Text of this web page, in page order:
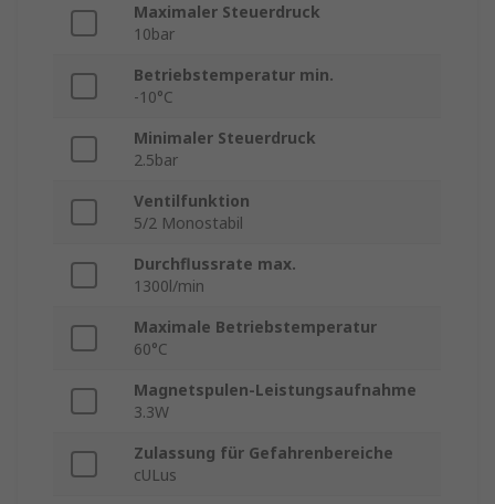
Maximaler Steuerdruck
10bar
Betriebstemperatur min.
-10°C
Minimaler Steuerdruck
2.5bar
Ventilfunktion
5/2 Monostabil
Durchflussrate max.
1300l/min
Maximale Betriebstemperatur
60°C
Magnetspulen-Leistungsaufnahme
3.3W
Zulassung für Gefahrenbereiche
cULus